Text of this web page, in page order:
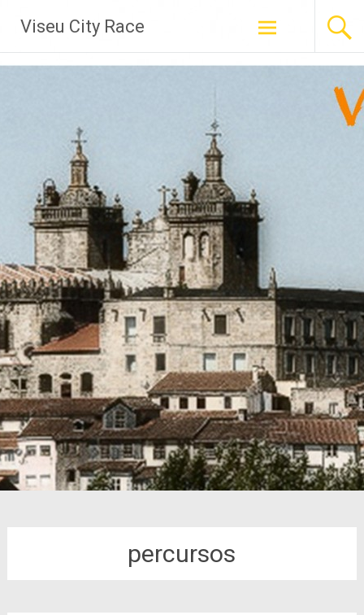
content
Viseu City Race
percursos